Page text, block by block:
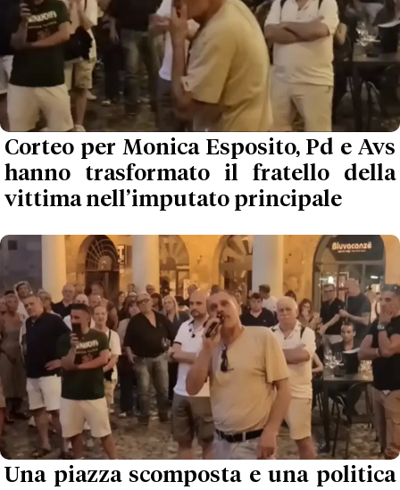
Corteo per Monica Esposito, Pd e Avs
hanno trasformato il fratello della
vittima nell’imputato principale
Una piazza scomposta e una politica